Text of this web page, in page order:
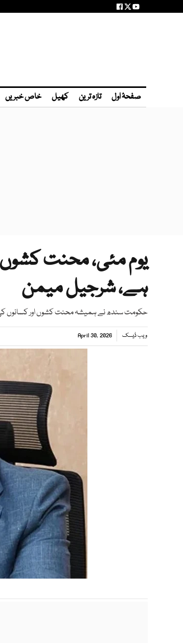
صفحۂ اول تازہ ترین کھیل خاص خبریں
یوم مئی، محنت
ہے، شرجیل میمن
حکومت سندھ نے ہمیشہ محنت کشوں اور کسانوں کی
ویب ڈیسک April 30, 2026